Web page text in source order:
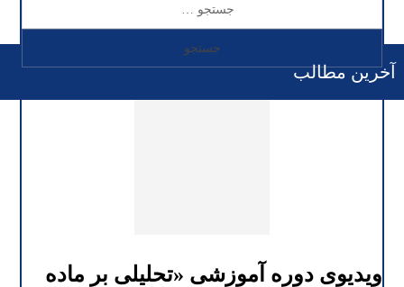
آخرین مطالب
ویدیوی دوره آموزشی «تحلیلی بر ماده